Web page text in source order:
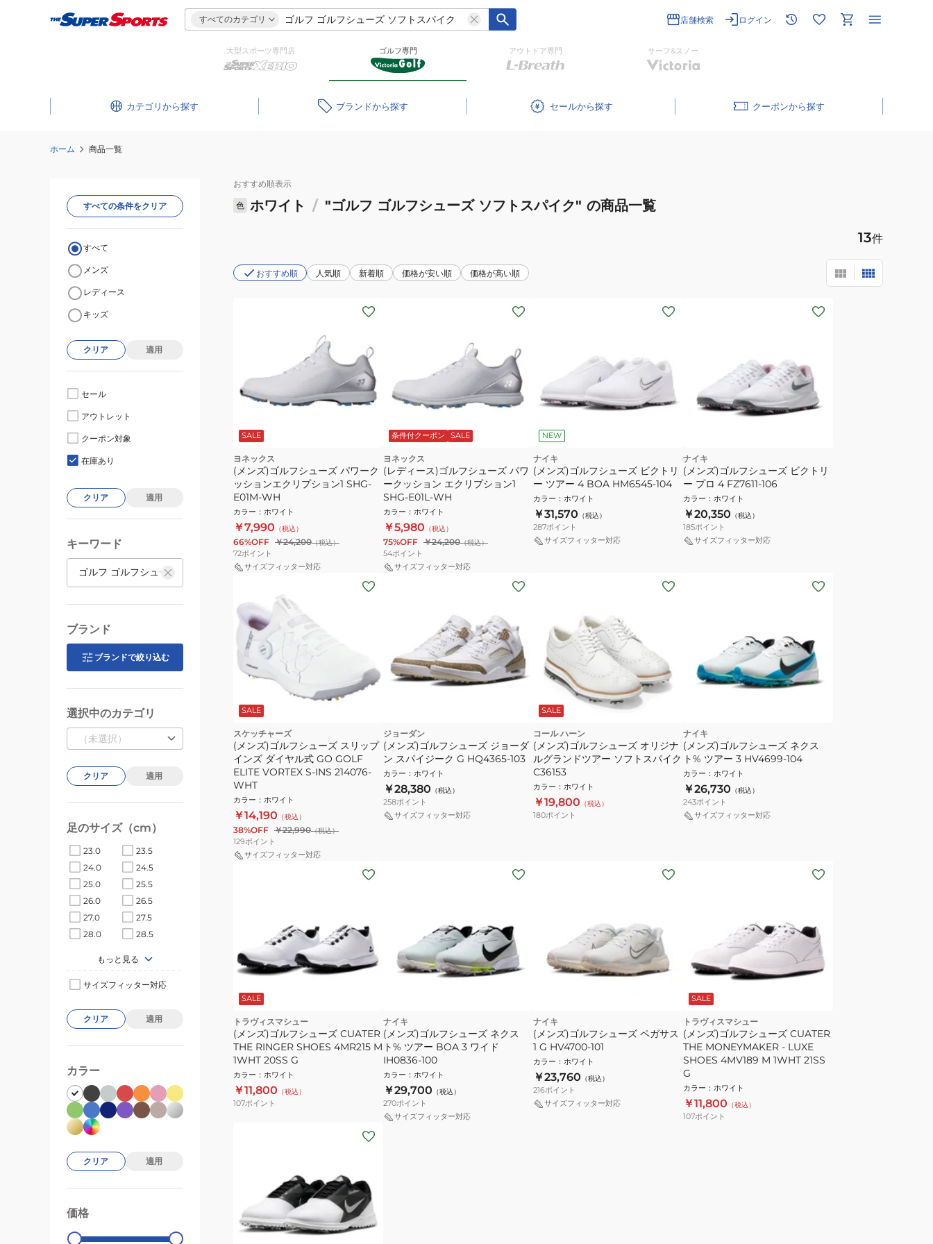
すべてのカテゴリ 店舗検索 ログイン
大型スポーツ専門店 ゴルフ専門 アウトドア専門 サーフ&スノー
カテゴリ ブランド セール クーポン
ホーム 商品一覧
おすすめ順表示
色 ホワイト / "ゴルフ ゴルフシューズ ソフトスパイク" の商品一覧
13件
おすすめ順 人気順 新着順 価格が安い順 価格が高い順
SALE
ヨネックス
(メンズ)ゴルフシューズ パワーク
ッションエクリプション1 SHG-
E01M-WH
カラー ： ホワイト
￥7,990 （税込）
66%OFF ￥24,200（税込）
72ポイント
サイズフィッター対応
条件付クーポン SALE
ヨネックス
(レディース)ゴルフシューズ パワ
ークッション エクリプション1
SHG-E01L-WH
カラー ： ホワイト
￥5,980 （税込）
75%OFF ￥24,200（税込）
54ポイント
サイズフィッター対応
NEW
ナイキ
(メンズ)ゴルフシューズ ビクトリ
ー ツアー 4 BOA HM6545-104
カラー ： ホワイト
￥31,570 （税込）
287ポイント
サイズフィッター対応
ナイキ
(メンズ)ゴルフシューズ ビクトリ
ー プロ 4 FZ7611-106
カラー ： ホワイト
￥20,350 （税込）
185ポイント
サイズフィッター対応
SALE
スケッチャーズ
(メンズ)ゴルフシューズ スリップ
インズ ダイヤル式 GO GOLF
ELITE VORTEX S-INS 214076-
WHT
カラー ： ホワイト
￥14,190 （税込）
38%OFF ￥22,990（税込）
129ポイント
サイズフィッター対応
ジョーダン
(メンズ)ゴルフシューズ ジョーダ
ン スパイジーク G HQ4365-103
カラー ： ホワイト
￥28,380 （税込）
258ポイント
サイズフィッター対応
SALE
コール ハーン
(メンズ)ゴルフシューズ オリジナ
ルグランドツアー ソフトスパイク
C36153
カラー ： ホワイト
￥19,800 （税込）
180ポイント
ナイキ
(メンズ)ゴルフシューズ ネクス
ト% ツアー 3 HV4699-104
カラー ： ホワイト
￥26,730 （税込）
243ポイント
サイズフィッター対応
SALE
トラヴィスマシュー
(メンズ)ゴルフシューズ CUATER
THE RINGER SHOES 4MR215 M
1WHT 20SS G
カラー ： ホワイト
￥11,800 （税込）
107ポイント
ナイキ
(メンズ)ゴルフシューズ ネクス
ト% ツアー BOA 3 ワイド
IH0836-100
カラー ： ホワイト
￥29,700 （税込）
270ポイント
サイズフィッター対応
ナイキ
(メンズ)ゴルフシューズ ペガサス
1 G HV4700-101
カラー ： ホワイト
￥23,760 （税込）
216ポイント
サイズフィッター対応
SALE
トラヴィスマシュー
(メンズ)ゴルフシューズ CUATER
THE MONEYMAKER - LUXE
SHOES 4MV189 M 1WHT 21SS
G
カラー ： ホワイト
￥11,800 （税込）
107ポイント
すべての条件をクリア
すべて
メンズ
レディース
キッズ
クリア 適用
セール
アウトレット
クーポン対象
在庫あり
クリア 適用
キーワード
ブランド
ブランドで絞り込む
選択中のカテゴリ
（未選択）
クリア 適用
足のサイズ（cm）
23.0
23.5
24.0
24.5
25.0
25.5
26.0
26.5
27.0
27.5
28.0
28.5
もっと見る
サイズフィッター対応
クリア 適用
カラー
クリア 適用
価格
0